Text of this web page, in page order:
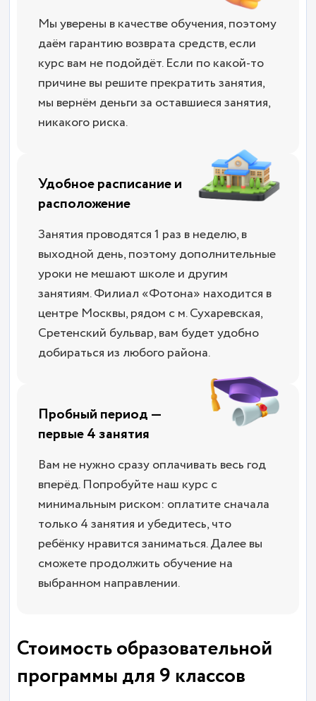
Мы уверены в качестве обучения, поэтому
даём гарантию возврата средств, если
курс вам не подойдёт. Если по какой-то
причине вы решите прекратить занятия,
мы вернём деньги за оставшиеся занятия,
никакого риска.
Удобное расписание и
расположение
Занятия проводятся 1 раз в неделю, в
выходной день, поэтому дополнительные
уроки не мешают школе и другим
занятиям. Филиал «Фотона» находится в
центре Москвы, рядом с м. Сухаревская,
Сретенский бульвар, вам будет удобно
добираться из любого района.
Пробный период —
первые 4 занятия
Вам не нужно сразу оплачивать весь год
вперёд. Попробуйте наш курс с
минимальным риском: оплатите сначала
только 4 занятия и убедитесь, что
ребёнку нравится заниматься. Далее вы
сможете продолжить обучение на
выбранном направлении.
Стоимость образовательной
программы для 9 классов